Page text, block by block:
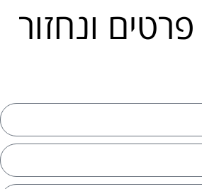
ונחזור